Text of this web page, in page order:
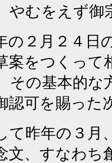
やむをえず御
の２月２４日
案をつくって
その基本的な
認可を賜った
て昨年の３月
文、すなわち